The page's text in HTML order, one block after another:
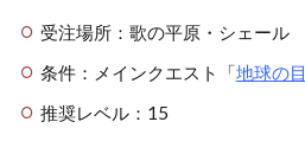
受注場所：歌の平原・シェール
条件：メインクエスト「地球の目
推奨レベル：15